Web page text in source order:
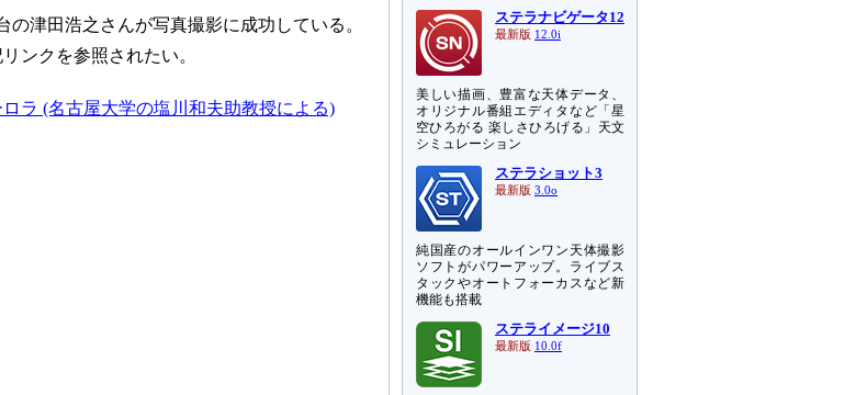
津田浩之さんが写真撮影に成功している。
ンクを参照されたい。
ラ (名古屋大学の塩川和夫助教授による)
ステラナビゲータ12
最新版 12.0i
美しい描画、豊富な天体データ、
オリジナル番組エディタなど「星
空ひろがる 楽しさひろげる」天文
シミュレーション
ステラショット3
最新版 3.0o
純国産のオールインワン天体撮影
ソフトがパワーアップ。ライブス
タックやオートフォーカスなど新
機能も搭載
ステライメージ10
最新版 10.0f